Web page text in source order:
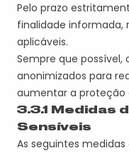
Pelo prazo
finalidade informada,
aplicáveis.
Sempre que possível,
anonimizados para
aumentar a proteção
3.3.1 Medidas
Sensíveis
As seguintes